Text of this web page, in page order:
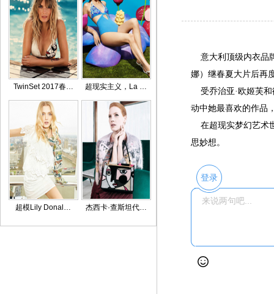
TwinSet 2017春… 超现实主义，La …
超模Lily Donal… 杰西卡·查斯坦代…
意大利顶级内衣品
娜）继春夏大片后再
受乔治亚·欧姬芙和
动中她最喜欢的作品
在超现实梦幻艺术
思妙想。
登录